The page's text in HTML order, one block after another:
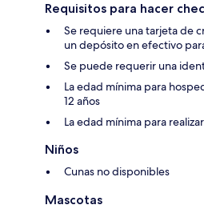
Requisitos para hacer
Se requiere una tarjeta de
un depósito en efectivo
Se puede requerir una
La edad mínima para
12 años
La edad mínima para
Niños
Cunas no disponibles
Mascotas